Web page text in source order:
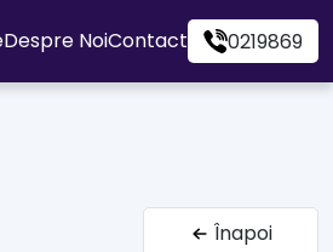
Despre NoiContact 0219869
Înapoi